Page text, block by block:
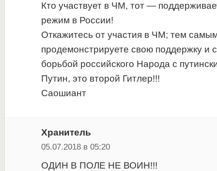
Кто участвует в ЧМ, тот —
режим в России!
Откажитесь от участия в ЧМ; тем
продемонстрируете свою поддержку и
борьбой российского Народа с
Путин, это второй Гитлер!!!
Саошиант
Хранитель
05.07.2018 в 05:20
ОДИН В ПОЛЕ НЕ ВОИН!!!